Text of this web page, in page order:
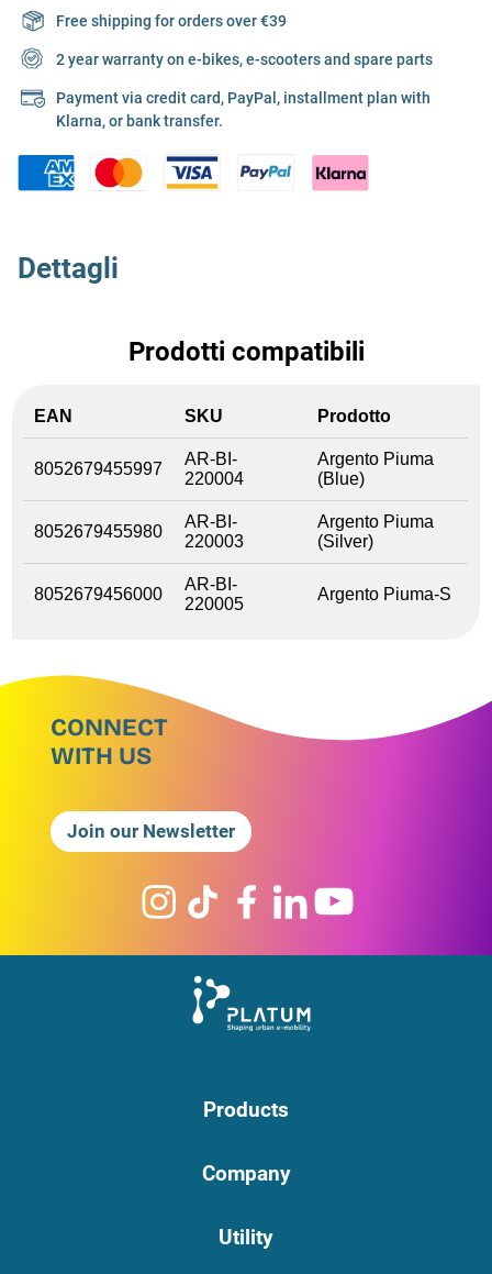
Free shipping for orders over €39
2 year warranty on e-bikes, e-scooters and spare parts
Payment via credit card, PayPal, installment plan with
Klarna, or bank transfer.
Dettagli
Prodotti compatibili
EAN SKU Prodotto
8052679455997
AR-BI-
220004
Argento Piuma
(Blue)
8052679455980
AR-BI-
220003
Argento Piuma
(Silver)
8052679456000
AR-BI-
220005
Argento Piuma-S
CONNECT
WITH US
Join our Newsletter
Products
Company
Utility